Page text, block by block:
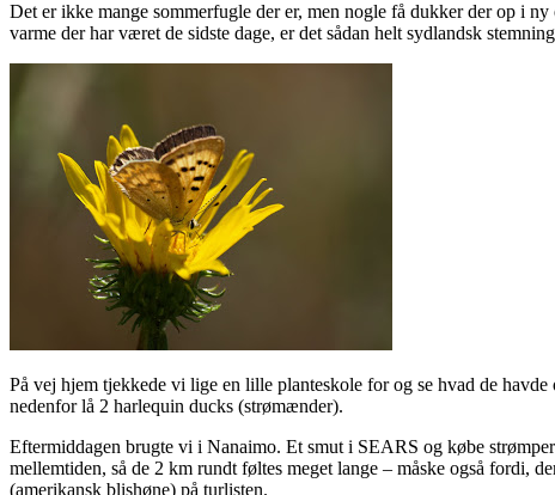
Det er ikke mange sommerfugle der er, men nogle få dukker der op i
varme der har været de sidste dage, er det sådan helt sydlandsk
På vej hjem tjekkede vi lige en lille planteskole for og se hvad de
nedenfor lå 2 harlequin ducks (strømænder).
Eftermiddagen brugte vi i Nanaimo. Et smut i SEARS og købe
mellemtiden, så de 2 km rundt føltes meget lange – måske også fordi,
(amerikansk blishøne) på turlisten.